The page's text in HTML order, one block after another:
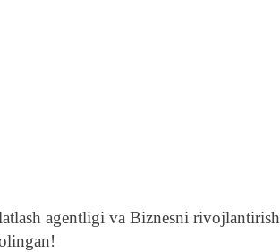
agentligi va Biznesni rivojlantirish